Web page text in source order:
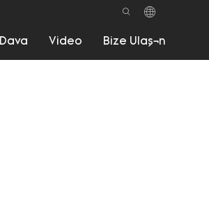
Dava Video Bize Ulaşın